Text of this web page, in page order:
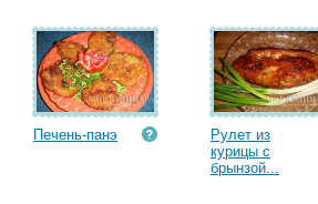
Печень-панэ
Рулет из
курицы с
брынзой...